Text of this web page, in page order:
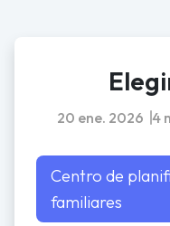
20 ene. 2026 4
Centro de
familiares